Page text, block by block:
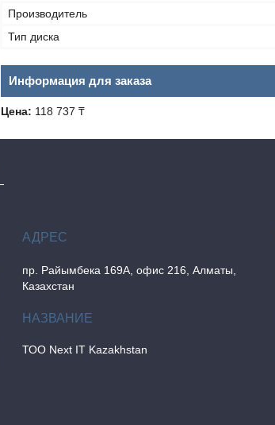
Производитель
Тип диска
Информация для заказа
Цена: 118 737 ₸
пр. Райымбека 169А, офис 216, Алматы,
Казахстан
ТОО Next IT Kazakhstan